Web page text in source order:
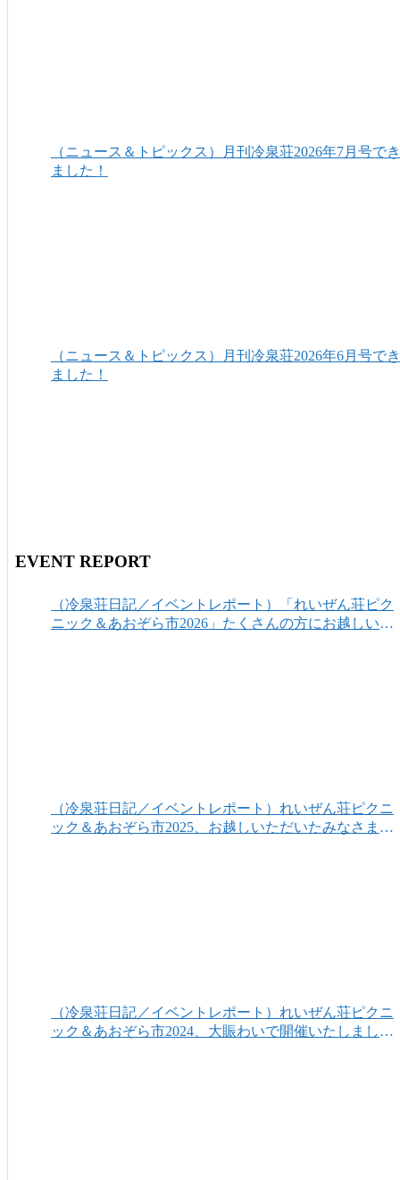
（ニュース＆トピックス）月刊冷泉荘2026年7月号でき
ました！
（ニュース＆トピックス）月刊冷泉荘2026年6月号でき
ました！
EVENT REPORT
（冷泉荘日記／イベントレポート）「れいぜん荘ピク
ニック＆あおぞら市2026」たくさんの方にお越しいた
（冷泉荘日記／イベントレポート）れいぜん荘ピクニ
ック＆あおぞら市2025、お越しいただいたみなさまあ
（冷泉荘日記／イベントレポート）れいぜん荘ピクニ
ック＆あおぞら市2024、大賑わいで開催いたしまし